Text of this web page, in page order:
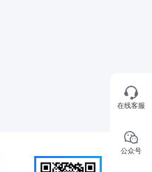
在线客服
公众号